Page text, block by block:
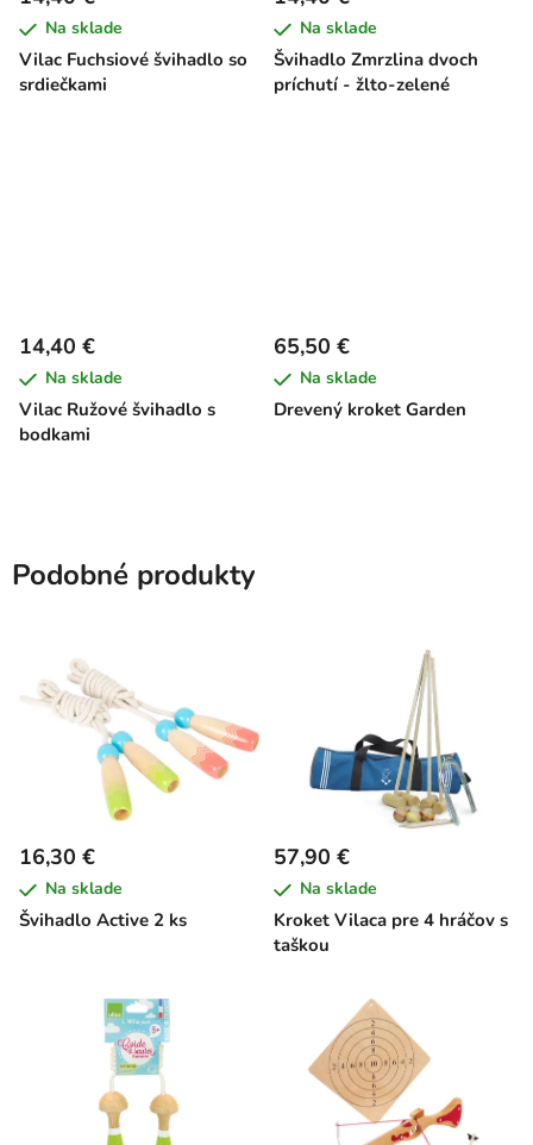
Vilac Fuchsiové švihadlo so
srdiečkami
Na sklade
Švihadlo Zmrzlina dvoch
príchutí - žlto-zelené
Na sklade
Vilac Ružové švihadlo s
bodkami
14,40 €
Na sklade
Drevený kroket Garden
65,50 €
Na sklade
Podobné produkty
Švihadlo Active 2 ks
16,30 €
Na sklade
Kroket Vilaca pre 4 hráčov s
taškou
57,90 €
Na sklade